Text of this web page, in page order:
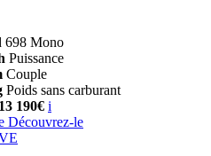
698 Mono
Puissance
Couple
Poids sans carburant
190€ i
Découvrez-le